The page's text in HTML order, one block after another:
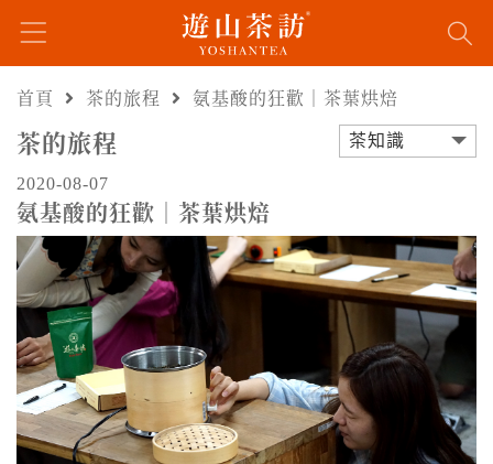
首頁 茶的旅程 氨基酸的狂歡｜茶葉烘焙
茶的旅程 茶知識
2020-08-07
氨基酸的狂歡｜茶葉烘焙